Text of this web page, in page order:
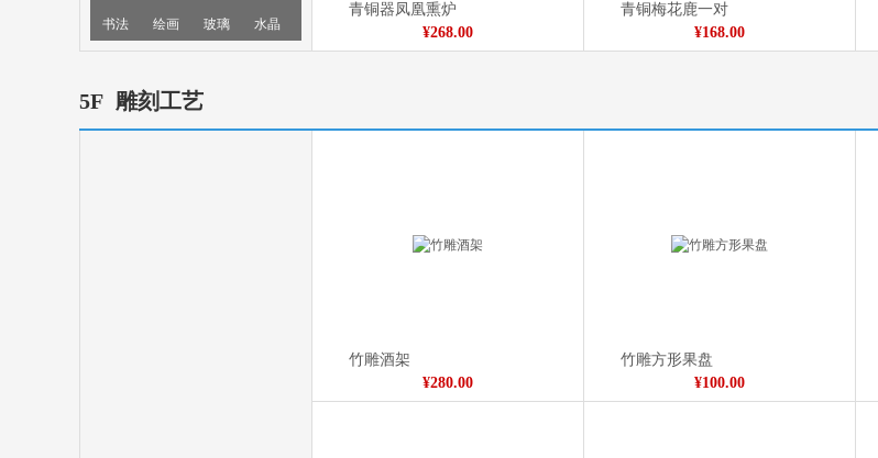
书法 绘画 玻璃 水晶
青铜器凤凰熏炉
¥268.00
青铜梅花鹿一对
¥168.00
5F 雕刻工艺
竹雕酒架
¥280.00
竹雕方形果盘
¥100.00